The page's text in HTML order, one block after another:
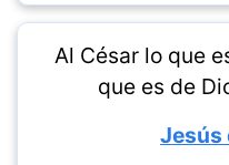
Al César lo que
que es de
Jesús